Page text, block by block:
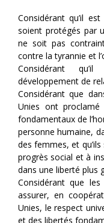
Considérant qu’il
soient protégés par
ne soit pas
contre la tyrannie et
Considérant
développement de
Considérant que
Unies ont
fondamentaux de
personne humaine,
des femmes, et
progrès social et à
dans une liberté plus
Considérant que
assurer, en
Unies, le respect
et des libertés